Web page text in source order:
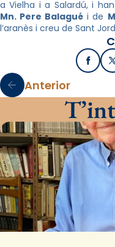
a Vielha i a Salardú, i han
Mn. Pere Balagué i de
l’aranès i creu de Sant
Anterior